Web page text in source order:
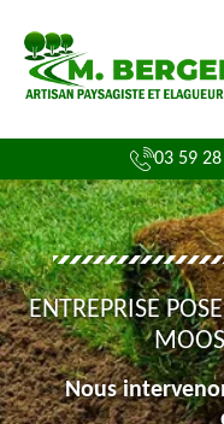
03 59
ENTREPRISE
Nous